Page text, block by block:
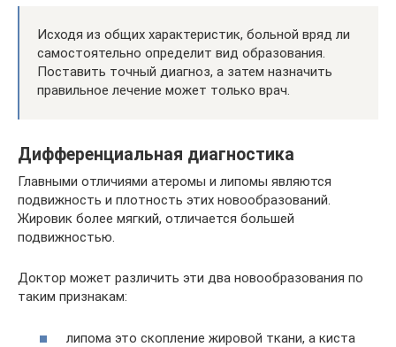
Исходя из общих характеристик, больной вряд ли
самостоятельно определит вид образования.
Поставить точный диагноз, а затем назначить
правильное лечение может только врач.
Дифференциальная диагностика
Главными отличиями атеромы и липомы являются
подвижность и плотность этих новообразований.
Жировик более мягкий, отличается большей
подвижностью.
Доктор может различить эти два новообразования по
таким признакам:
липома это скопление жировой ткани, а киста